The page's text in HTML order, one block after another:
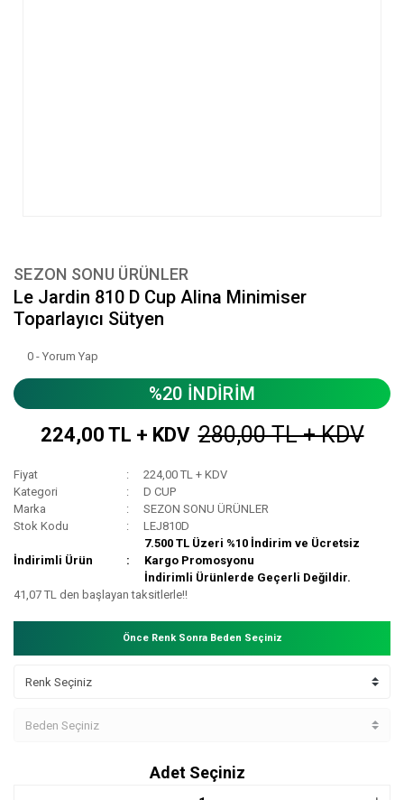
SEZON SONU ÜRÜNLER
Le Jardin 810 D Cup Alina Minimiser
Toparlayıcı Sütyen
0 - Yorum Yap
%20 İNDİRİM
224,00 TL + KDV 280,00 TL + KDV
Fiyat
224,00 TL + KDV
Kategori
D CUP
Marka
SEZON SONU ÜRÜNLER
Stok Kodu
LEJ810D
İndirimli Ürün
7.500 TL Üzeri %10 İndirim ve Ücretsiz
Kargo Promosyonu
İndirimli Ürünlerde Geçerli Değildir.
41,07 TL den başlayan taksitlerle!!
Önce Renk Sonra Beden Seçiniz
Adet Seçiniz